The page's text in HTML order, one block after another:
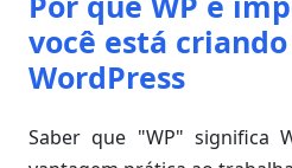
você está
WordPress
Saber que "WP" significa